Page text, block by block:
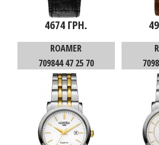
4674 ГРН.
ROAMER
709844 47 25 70